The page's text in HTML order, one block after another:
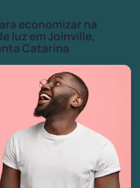
economizar na
luz em Joinville,
Catarina